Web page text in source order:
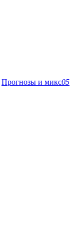
Прогнозы и микс05